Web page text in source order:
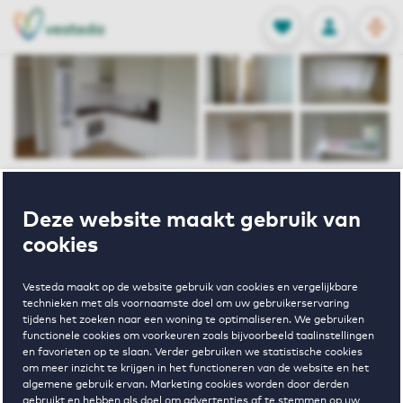
Deze website maakt gebruik van
cookies
Vesteda maakt op de website gebruik van cookies en vergelijkbare
technieken met als voornaamste doel om uw gebruikerservaring
tijdens het zoeken naar een woning te optimaliseren. We gebruiken
functionele cookies om voorkeuren zoals bijvoorbeeld taalinstellingen
en favorieten op te slaan. Verder gebruiken we statistische cookies
om meer inzicht te krijgen in het functioneren van de website en het
algemene gebruik ervan. Marketing cookies worden door derden
FAVORIETEN
Opgeslagen
INLOGGEN
NL
EN
De Weer II
Ansjovislaan 61
Bergen Op